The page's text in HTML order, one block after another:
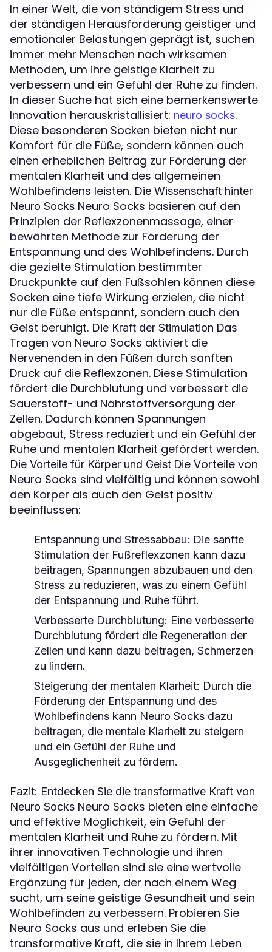
In einer Welt, die von ständigem Stress und
der ständigen Herausforderung geistiger und
emotionaler Belastungen geprägt ist, suchen
immer mehr Menschen nach wirksamen
Methoden, um ihre geistige Klarheit zu
verbessern und ein Gefühl der Ruhe zu finden.
In dieser Suche hat sich eine bemerkenswerte
Innovation herauskristallisiert: neuro socks.
Diese besonderen Socken bieten nicht nur
Komfort für die Füße, sondern können auch
einen erheblichen Beitrag zur Förderung der
mentalen Klarheit und des allgemeinen
Wohlbefindens leisten. Die Wissenschaft hinter
Neuro Socks Neuro Socks basieren auf den
Prinzipien der Reflexzonenmassage, einer
bewährten Methode zur Förderung der
Entspannung und des Wohlbefindens. Durch
die gezielte Stimulation bestimmter
Druckpunkte auf den Fußsohlen können diese
Socken eine tiefe Wirkung erzielen, die nicht
nur die Füße entspannt, sondern auch den
Geist beruhigt. Die Kraft der Stimulation Das
Tragen von Neuro Socks aktiviert die
Nervenenden in den Füßen durch sanften
Druck auf die Reflexzonen. Diese Stimulation
fördert die Durchblutung und verbessert die
Sauerstoff- und Nährstoffversorgung der
Zellen. Dadurch können Spannungen
abgebaut, Stress reduziert und ein Gefühl der
Ruhe und mentalen Klarheit gefördert werden.
Die Vorteile für Körper und Geist Die Vorteile von
Neuro Socks sind vielfältig und können sowohl
den Körper als auch den Geist positiv
beeinflussen:
Entspannung und Stressabbau: Die sanfte
Stimulation der Fußreflexzonen kann dazu
beitragen, Spannungen abzubauen und den
Stress zu reduzieren, was zu einem Gefühl
der Entspannung und Ruhe führt.
Verbesserte Durchblutung: Eine verbesserte
Durchblutung fördert die Regeneration der
Zellen und kann dazu beitragen, Schmerzen
zu lindern.
Steigerung der mentalen Klarheit: Durch die
Förderung der Entspannung und des
Wohlbefindens kann Neuro Socks dazu
beitragen, die mentale Klarheit zu steigern
und ein Gefühl der Ruhe und
Ausgeglichenheit zu fördern.
Fazit: Entdecken Sie die transformative Kraft von
Neuro Socks Neuro Socks bieten eine einfache
und effektive Möglichkeit, ein Gefühl der
mentalen Klarheit und Ruhe zu fördern. Mit
ihrer innovativen Technologie und ihren
vielfältigen Vorteilen sind sie eine wertvolle
Ergänzung für jeden, der nach einem Weg
sucht, um seine geistige Gesundheit und sein
Wohlbefinden zu verbessern. Probieren Sie
Neuro Socks aus und erleben Sie die
transformative Kraft, die sie in Ihrem Leben